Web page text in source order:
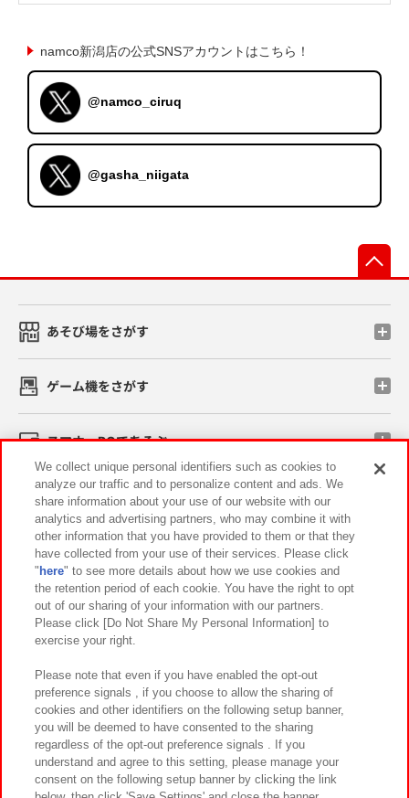
namco新潟店の公式SNSアカウントはこちら！
@namco_ciruq
@gasha_niigata
あそび場をさがす
ゲーム機をさがす
スマホ・PCであそぶ
イベント・キャンペーン
関連会社 サステナビリティ サイトポリシー
プライバシーポリシー ウェブアクセシビリティ方針と検証結果
お取引先さまとともに
カスタマーハラスメント対応方針 よくあるご質問・お問い合わせ
We collect unique personal identifiers such as cookies to
analyze our traffic and to personalize content and ads. We
share information about your use of our website with our
analytics and advertising partners, who may combine it with
other information that you have provided to them or that they
have collected from your use of their services. Please click
" here" to see more details about how we use cookies and
the retention period of each cookie. You have the right to opt
out of our sharing of your information with our partners.
Please click [Do Not Share My Personal Information] to
exercise your right.
Please note that even if you have enabled the opt-out
preference signals , if you choose to allow the sharing of
cookies and other identifiers on the following setup banner,
you will be deemed to have consented to the sharing
regardless of the opt-out preference signals . If you
understand and agree to this setting, please manage your
consent on the following setup banner by clicking the link